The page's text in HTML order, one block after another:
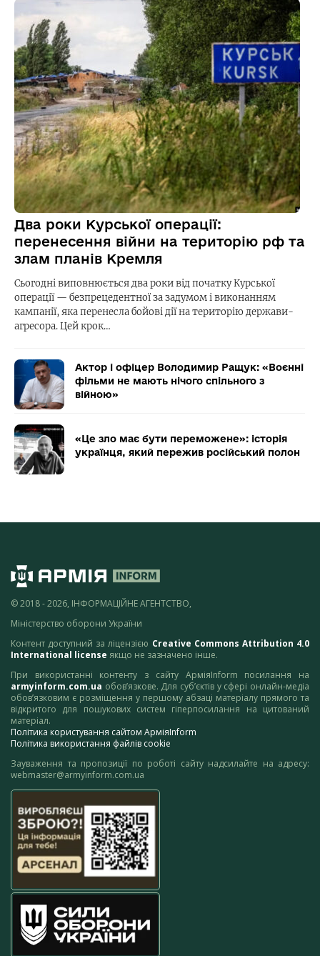
Два роки Курської операції:
перенесення війни на територію рф та
злам планів Кремля
Сьогодні виповнюється два роки від початку Курської
операції — безпрецедентної за задумом і виконанням
кампанії, яка перенесла бойові дії на територію держави-
агресора. Цей крок…
Актор і офіцер Володимир Ращук: «Воєнні
фільми не мають нічого спільного з
війною»
«Це зло має бути переможене»: історія
українця, який пережив російський полон
© 2018 - 2026, ІНФОРМАЦІЙНЕ АГЕНТСТВО,
Міністерство оборони України
Контент доступний за ліцензією Creative Commons Attribution 4.0
International license якщо не зазначено інше.
При використанні контенту з сайту АрміяInform посилання на
armyinform.com.ua обов’язкове. Для суб’єктів у сфері онлайн-медіа
обов’язковим є розміщення у першому абзаці матеріалу прямого та
відкритого для пошукових систем гіперпосилання на цитований
матеріал.
Політика користування сайтом АрміяInform
Політика використання файлів cookie
Зауваження та пропозиції по роботі сайту надсилайте на адресу:
webmaster@armyinform.com.ua